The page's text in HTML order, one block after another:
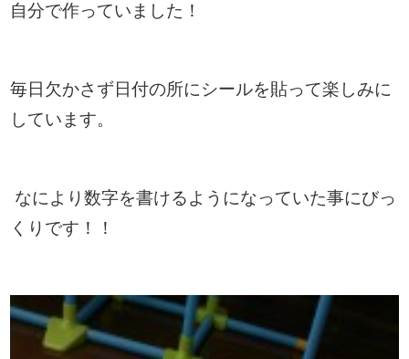
自分で作っていました！
毎日欠かさず日付の所にシールを貼って楽しみに
しています。
なにより数字を書けるようになっていた事にびっ
くりです！！